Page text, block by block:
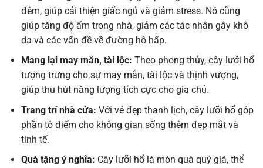
đêm, giúp cải thiện giấc ngủ và giảm stress. Nó cũng
giúp tăng độ ẩm trong nhà, giảm các tác nhân gây khô
da và các vấn đề về đường hô hấp.
Mang lại may mắn, tài lộc: Theo phong thủy, cây lưỡi hổ
tượng trưng cho sự may mắn, tài lộc và thịnh vượng,
giúp thu hút năng lượng tích cực cho gia chủ.
Trang trí nhà cửa: Với vẻ đẹp thanh lịch, cây lưỡi hổ góp
phần tô điểm cho không gian sống thêm đẹp mắt và
tinh tế.
Quà tặng ý nghĩa: Cây lưỡi hổ là món quà quý giá, thể